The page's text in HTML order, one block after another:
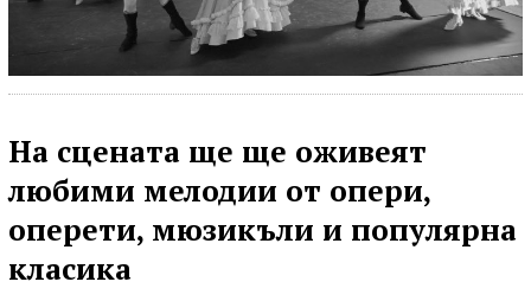
На сцената ще ще оживеят
любими мелодии от опери,
оперети, мюзикъли и популярна
класика